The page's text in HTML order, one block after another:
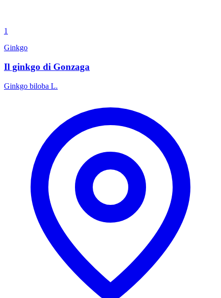
1
Ginkgo
Il ginkgo di Gonzaga
Ginkgo biloba L.